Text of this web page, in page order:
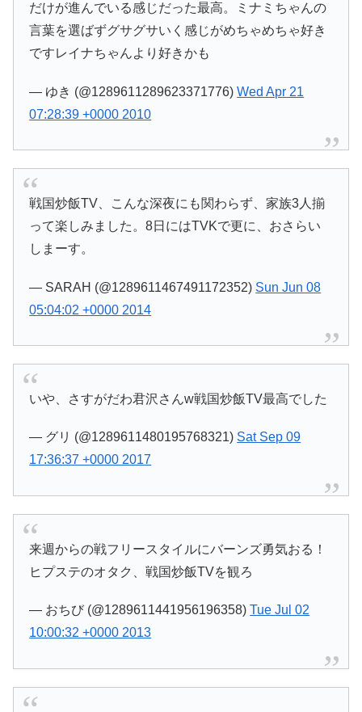
だけが進んでいる感じだった最高。ミナミちゃんの
言葉を選ばずグサグサいく感じがめちゃめちゃ好き
ですレイナちゃんより好きかも
— ゆき (@1289611289623371776)Wed Apr 21
07:28:39 +0000 2010
戦国炒飯TV、こんな深夜にも関わらず、家族3人揃
って楽しみました。8日にはTVKで更に、おさらい
しまーす。
— SARAH (@1289611467491172352) Sun Jun 08
05:04:02 +0000 2014
いや、さすがだわ君沢さんw戦国炒飯TV最高でした
— グリ (@1289611480195768321) Sat Sep 09
17:36:37 +0000 2017
来週からの戦フリースタイルにバーンズ勇気おる！
ヒプステのオタク、戦国炒飯TVを観ろ
— おちび (@1289611441956196358)Tue Jul 02
10:00:32 +0000 2013